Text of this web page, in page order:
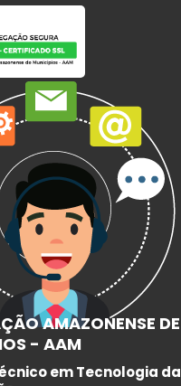
AMAZONENSE DE
- AAM
em Tecnologia da